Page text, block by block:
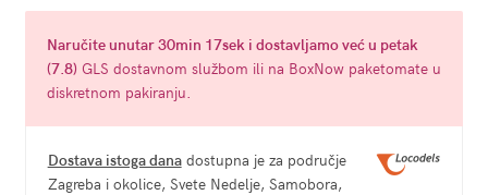
Naručiteunutar 30min 16seki dostavljamo već u petak
(7.8) GLS dostavnom službom ili na BoxNow paketomate u
diskretnom pakiranju.
Dostava istoga danadostupna je za područje
Zagreba i okolice, Svete Nedelje, Samobora,